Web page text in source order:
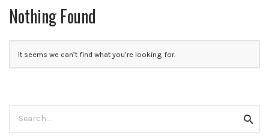
Escúchanos
los
lunes
a
Nothing Found
It seems we can’t find what you’re looking for.
for: